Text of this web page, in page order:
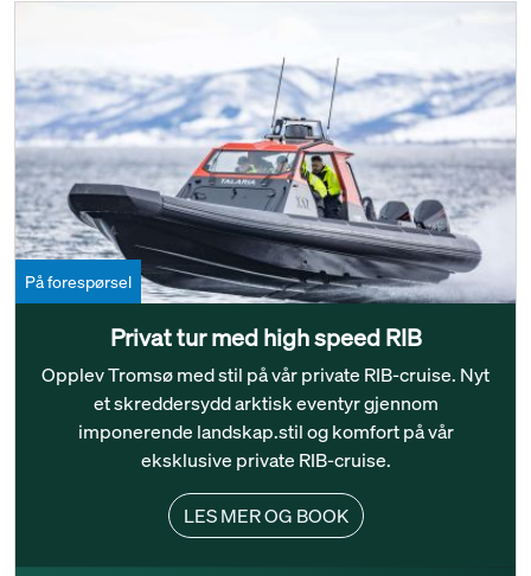
På forespørsel
Privat tur med high speed RIB
Opplev Tromsø med stil på vår private RIB-cruise. Nyt
et skreddersydd arktisk eventyr gjennom
imponerende landskap.stil og komfort på vår
eksklusive private RIB-cruise.
LES MER OG BOOK